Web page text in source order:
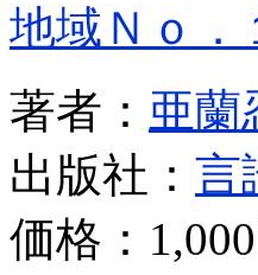
地域Ｎｏ
著者： 亜蘭
出版社： 言
価格：